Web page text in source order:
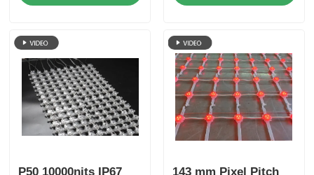
podiumontwerp en
P50 10000nits IP67
143 mm Pixel Pitch